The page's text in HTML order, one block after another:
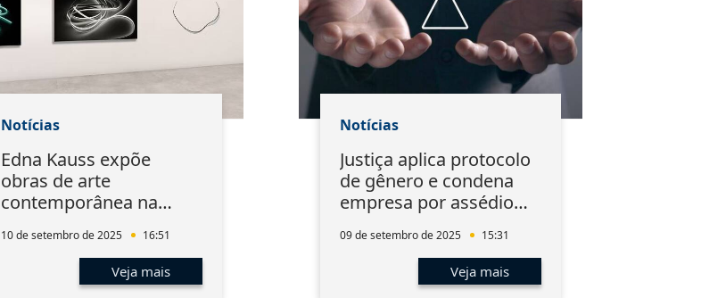
Notícias
Edna Kauss expõe
obras de arte
contemporânea na
10 de setembro de 2025 16:51
Veja mais
Notícias
Justiça aplica protocolo
de gênero e condena
empresa por assédio
09 de setembro de 2025 15:31
Veja mais